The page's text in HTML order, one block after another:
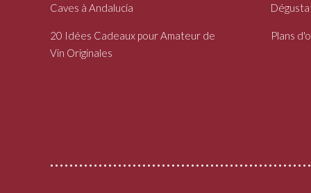
Caves à Andalucía
20 Idées Cadeaux pour Amateur de
Vin Originales
Plans